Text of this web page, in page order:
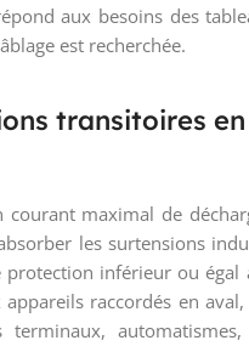
aux besoins des
est recherchée.
transitoires
maximal de
les surtensions
protection inférieur ou égal
raccordés en
automatismes,